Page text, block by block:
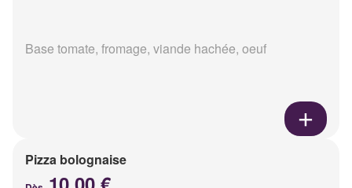
Base tomate, fromage, viande hachée, oeuf
Pizza bolognaise